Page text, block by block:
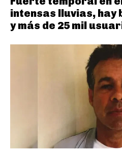
intensas lluvias,
y más de 25 mil